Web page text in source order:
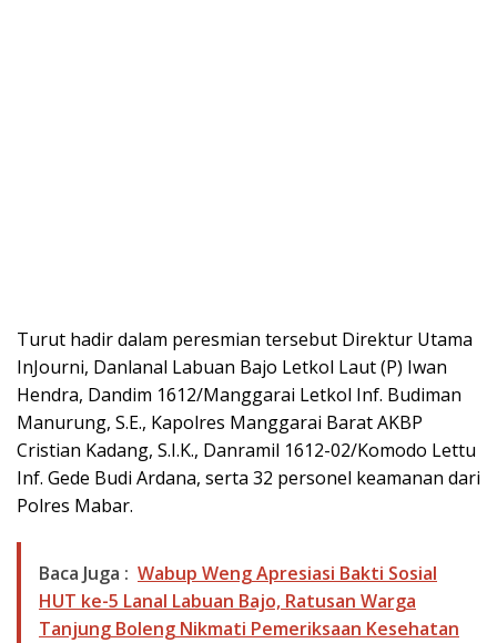
Turut hadir dalam peresmian tersebut Direktur Utama
InJourni, Danlanal Labuan Bajo Letkol Laut (P) Iwan
Hendra, Dandim 1612/Manggarai Letkol Inf. Budiman
Manurung, S.E., Kapolres Manggarai Barat AKBP
Cristian Kadang, S.I.K., Danramil 1612-02/Komodo Lettu
Inf. Gede Budi Ardana, serta 32 personel keamanan dari
Polres Mabar.
Baca Juga : Wabup Weng Apresiasi Bakti Sosial
HUT ke-5 Lanal Labuan Bajo, Ratusan Warga
Tanjung Boleng Nikmati Pemeriksaan Kesehatan